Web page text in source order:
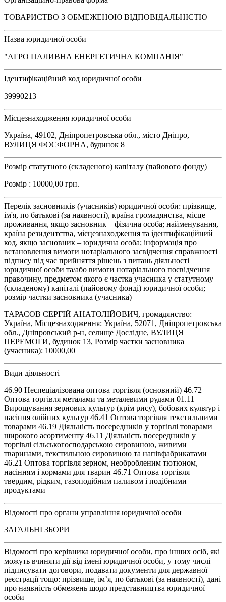
ТОВАРИСТВО З ОБМЕЖЕНОЮ ВІДПОВІДАЛЬНІСТЮ
Назва юридичної особи
"АГРО ПАЛИВНА ЕНЕРГЕТИЧНА КОМПАНІЯ"
Ідентифікаційний код юридичної особи
39990213
Місцезнаходження юридичної особи
Україна, 49102, Дніпропетровська обл., місто Дніпро,
ВУЛИЦЯ ФОСФОРНА, будинок 8
Розмір статутного (складеного) капіталу (пайового фонду)
Розмір : 10000,00 грн.
Перелік засновників (учасників) юридичної особи: прізвище,
ім'я, по батькові (за наявності), країна громадянства, місце
проживання, якщо засновник – фізична особа; найменування,
країна резидентства, місцезнаходження та ідентифікаційний
код, якщо засновник – юридична особа; інформація про
встановлення вимоги нотаріального засвідчення справжності
підпису під час прийняття рішень з питань діяльності
юридичної особи та/або вимоги нотаріального посвідчення
правочину, предметом якого є частка учасника у статутному
(складеному) капіталі (пайовому фонді) юридичної особи;
розмір частки засновника (учасника)
ТАРАСОВ СЕРГІЙ АНАТОЛІЙОВИЧ, громадянство:
Україна, Місцезнаходження: Україна, 52071, Дніпропетровська
обл., Дніпровський р-н, селище Дослідне, ВУЛИЦЯ
ПЕРЕМОГИ, будинок 13, Розмір частки засновника
(учасника): 10000,00
Види діяльності
46.90 Неспеціалізована оптова торгівля (основний) 46.72
Оптова торгівля металами та металевими рудами 01.11
Вирощування зернових культур (крім рису), бобових культур і
насіння олійних культур 46.41 Оптова торгівля текстильними
товарами 46.19 Діяльність посередників у торгівлі товарами
широкого асортименту 46.11 Діяльність посередників у
торгівлі сільськогосподарською сировиною, живими
тваринами, текстильною сировиною та напівфабрикатами
46.21 Оптова торгівля зерном, необробленим тютюном,
насінням і кормами для тварин 46.71 Оптова торгівля
твердим, рідким, газоподібним паливом і подібними
продуктами
Відомості про органи управління юридичної особи
ЗАГАЛЬНІ ЗБОРИ
Відомості про керівника юридичної особи, про інших осіб, які
можуть вчиняти дії від імені юридичної особи, у тому числі
підписувати договори, подавати документи для державної
реєстрації тощо: прізвище, ім’я, по батькові (за наявності), дані
про наявність обмежень щодо представництва юридичної
особи